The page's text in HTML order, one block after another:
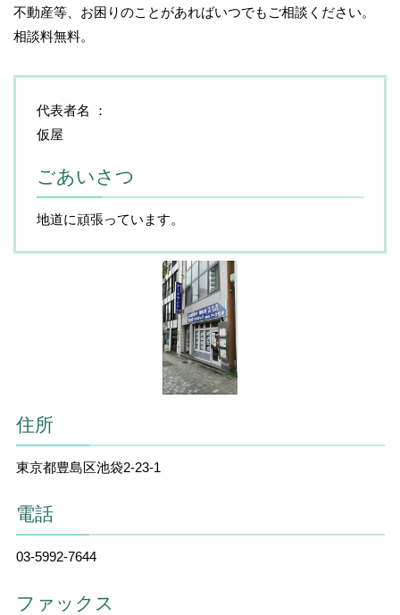
住所
東京都豊島区池袋2-23-1
電話
03-5992-7644
ファックス
不動産等、お困りのことがあればいつでもご相談ください。
相談料無料。
代表者名
仮屋
ごあいさつ
地道に頑張っています。